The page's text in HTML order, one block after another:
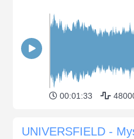
00:01:33
UNIVERSFIELD -